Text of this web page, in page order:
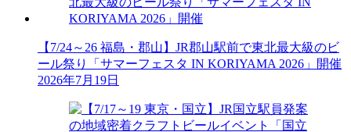
【7/24～26 福島・郡山】JR郡山駅前で東北最大級のビ
ール祭り「サマーフェスタ IN KORIYAMA 2026」開催
2026年7月19日